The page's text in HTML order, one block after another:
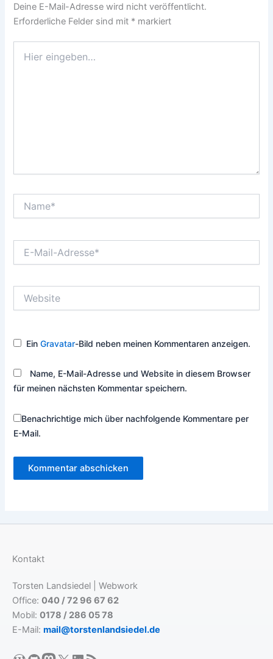
Deine E-Mail-Adresse wird nicht veröffentlicht.
Erforderliche Felder sind mit * markiert
eingeben…
Mail-
EinGravatar-Bild neben meinen Kommentaren anzeigen.
Name, E-Mail-Adresse und Website in diesem Browser
für meinen nächsten Kommentar speichern.
Benachrichtige mich über nachfolgende Kommentare per
E-Mail.
Kontakt
Torsten Landsiedel | Webwork
Office: 040 / 72 96 67 62
Mobil: 0178 / 286 05 78
E-Mail: mail@torstenlandsiedel.de